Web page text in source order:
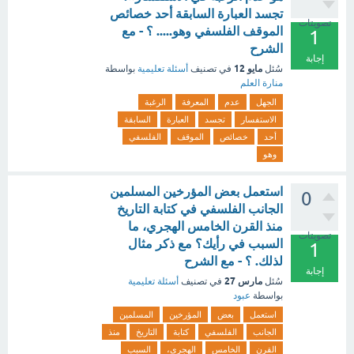
تصويتات
1
إجابة
تجسد العبارة السابقة أحد خصائص
الموقف الفلسفي وهو..... ؟ - مع
الشرح
سُئل مايو 12 في تصنيف أسئلة تعليمية بواسطة
منارة العلم
الجهل عدم المعرفة
الرغبة
الاستفسار
تجسد العبارة
السابقة
أحد
خصائص الموقف
الفلسفي
وهو
0
تصويتات
1
إجابة
استعمل بعض المؤرخين المسلمين
الجانب الفلسفي في كتابة التاريخ
منذ القرن الخامس الهجري، ما
السبب في رأيك؟ مع ذكر مثال
لذلك. ؟ - مع الشرح
سُئل مارس 27 في تصنيف أسئلة تعليمية
بواسطة عبود
استعمل بعض المؤرخين
المسلمين
الجانب
الفلسفي كتابة التاريخ
منذ
القرن
الخامس الهجري، السبب